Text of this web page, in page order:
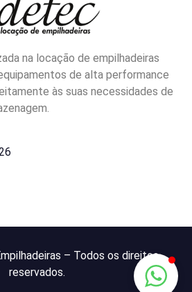
na locação de empilhadeiras
de alta performance
às suas necessidades de
– Todos os direitos
reservados.